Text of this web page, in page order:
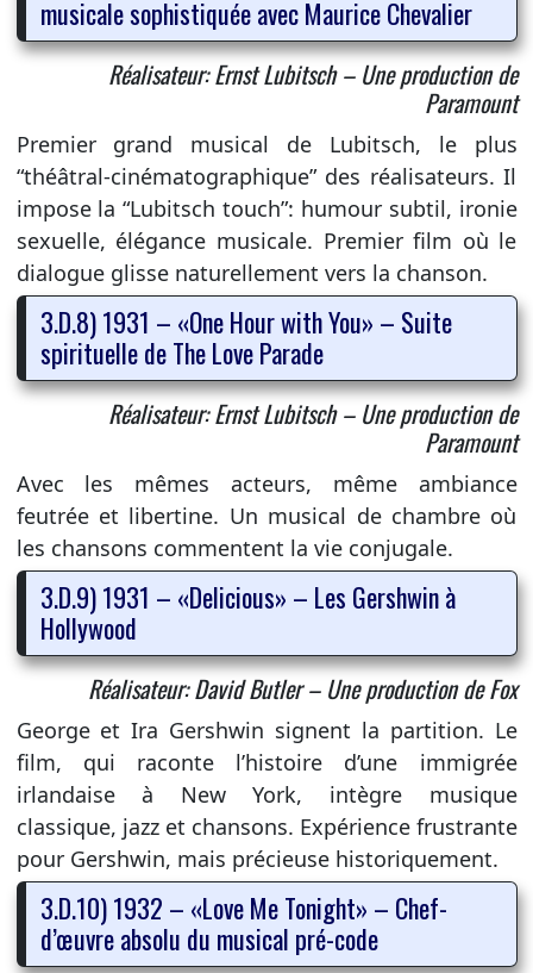
musicale sophistiquée avec Maurice Chevalier
Réalisateur: Ernst Lubitsch – Une production de
Paramount
Premier grand musical de Lubitsch, le plus
“théâtral-cinématographique” des réalisateurs. Il
impose la “Lubitsch touch”: humour subtil, ironie
sexuelle, élégance musicale. Premier film où le
dialogue glisse naturellement vers la chanson.
3.D.8) 1931 – «One Hour with You» – Suite
spirituelle de The Love Parade
Réalisateur: Ernst Lubitsch – Une production de
Paramount
Avec les mêmes acteurs, même ambiance
feutrée et libertine. Un musical de chambre où
les chansons commentent la vie conjugale.
3.D.9) 1931 – «Delicious» – Les Gershwin à
Hollywood
Réalisateur: David Butler – Une production de Fox
George et Ira Gershwin signent la partition. Le
film, qui raconte l’histoire d’une immigrée
irlandaise à New York, intègre musique
classique, jazz et chansons. Expérience frustrante
pour Gershwin, mais précieuse historiquement.
3.D.10) 1932 – «Love Me Tonight» – Chef-
d’œuvre absolu du musical pré-code